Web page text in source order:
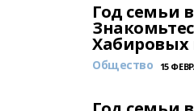
Год семьи
Хабировых
Общество 15